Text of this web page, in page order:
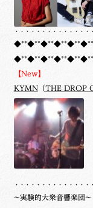
・・・・・・・・・・・・・・
【New】
KYMN（THE DROP
・・・・・・・・・・・・・・
~実験的大衆音響楽団~